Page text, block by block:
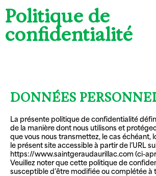
Politique de
confidentialité
DONNÉES
La présente politique de confidentialité
de la manière dont nous utilisons et
que vous nous transmettez, le cas échéant,
le présent site accessible à partir de l’URL
https://www.saintgeraudaurillac.com (ci-
Veuillez noter que cette politique de
susceptible d’être modifiée ou complétée